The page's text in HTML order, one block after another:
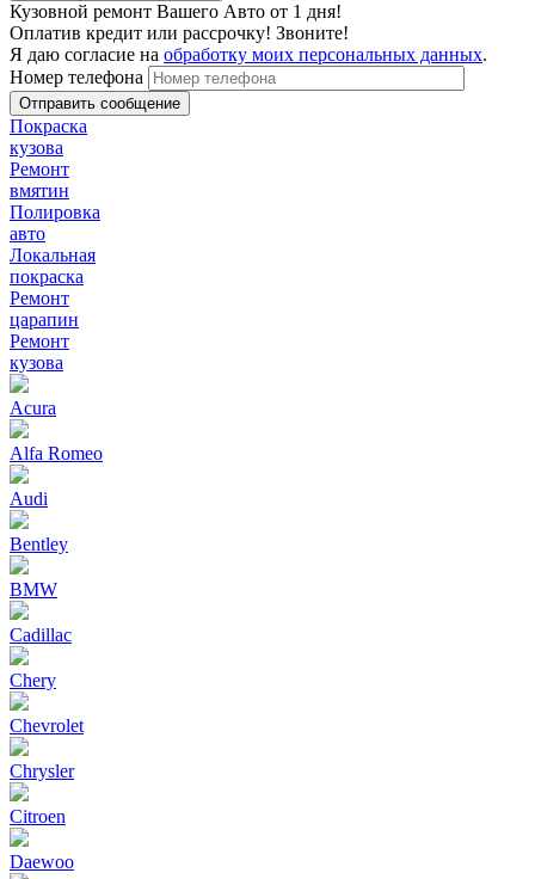
Кузовной ремонт Вашего Авто от 1 дня!
Оплатив кредит или рассрочку! Звоните!
Я даю согласие на обработку моих персональных данных.
Номер телефона
Покраска
кузова
Ремонт
вмятин
Полировка
авто
Локальная
покраска
Ремонт
царапин
Ремонт
кузова
Acura
Alfa Romeo
Audi
Bentley
BMW
Cadillac
Chery
Chevrolet
Chrysler
Citroen
Daewoo